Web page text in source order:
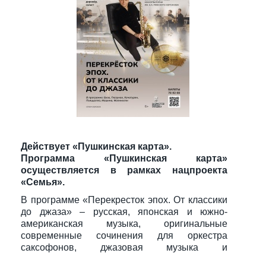
Действует «Пушкинская карта».
Программа «Пушкинская карта»
осуществляется в рамках нацпроекта
«Семья».
В программе «Перекресток эпох. От классики
до джаза» – русская, японская и южно-
американская музыка, оригинальные
современные сочинения для оркестра
саксофонов, джазовая музыка и